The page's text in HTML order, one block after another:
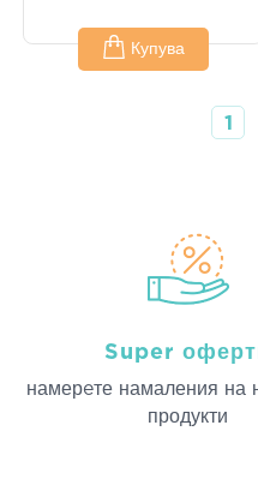
Купува
1
Super
намерeте намаления на
продукти